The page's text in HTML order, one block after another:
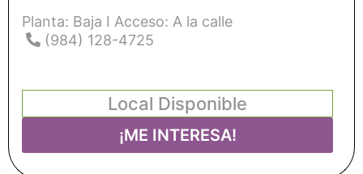
Planta: Baja I Acceso: A la calle
(984) 128-4725
Local Disponible
¡ME INTERESA!